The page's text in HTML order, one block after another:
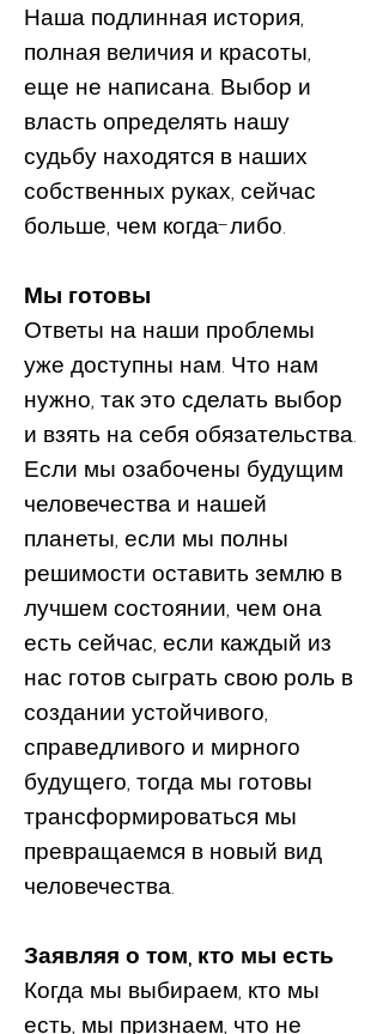
Наша подлинная история,
полная величия и красоты,
еще не написана. Выбор и
власть определять нашу
судьбу находятся в наших
собственных руках, сейчас
больше, чем когда-либо.
Мы готовы
Ответы на наши проблемы
уже доступны нам. Что нам
нужно, так это сделать выбор
и взять на себя обязательства.
Если мы озабочены будущим
человечества и нашей
планеты, если мы полны
решимости оставить землю в
лучшем состоянии, чем она
есть сейчас, если каждый из
нас готов сыграть свою роль в
создании устойчивого,
справедливого и мирного
будущего, тогда мы готовы
трансформироваться мы
превращаемся в новый вид
человечества.
Заявляя о том, кто мы есть
Когда мы выбираем, кто мы
есть, мы признаем, что не